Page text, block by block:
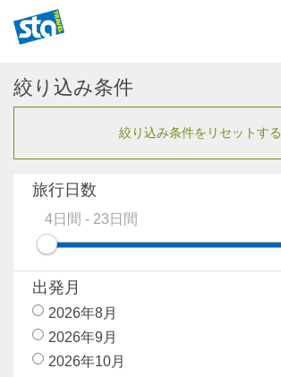
絞り込み条件
絞り込み条件をリセットする
旅行日数
出発月
2026年8月
2026年9月
2026年10月